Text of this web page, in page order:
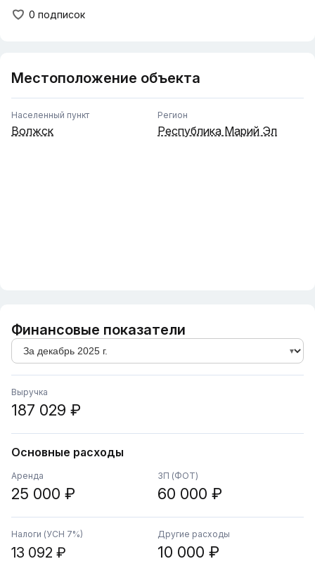
0 подписок
Местоположение объекта
Населенный пункт
Волжск
Регион
Республика Марий Эл
Финансовые показатели
Выручка
187 029 ₽
Основные расходы
Аренда
25 000 ₽
ЗП (ФОТ)
60 000 ₽
Налоги (УСН 7%)
13 092 ₽
Другие расходы
10 000 ₽